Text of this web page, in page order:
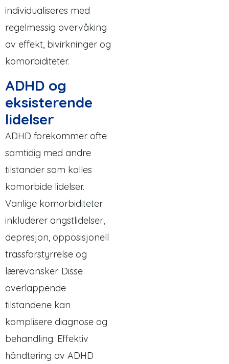
individualiseres med
regelmessig overvåking
av effekt, bivirkninger og
komorbiditeter.
ADHD og
eksisterende
lidelser
ADHD forekommer ofte
samtidig med andre
tilstander som kalles
komorbide lidelser.
Vanlige komorbiditeter
inkluderer angstlidelser,
depresjon, opposisjonell
trassforstyrrelse og
lærevansker. Disse
overlappende
tilstandene kan
komplisere diagnose og
behandling. Effektiv
håndtering av ADHD